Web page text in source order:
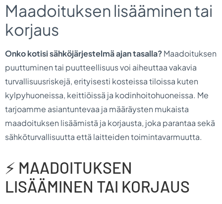
Maadoituksen lisääminen tai
korjaus
Onko kotisi sähköjärjestelmä ajan tasalla?Maadoituksen
puuttuminen tai puutteellisuus voi aiheuttaa vakavia
turvallisuusriskejä, erityisesti kosteissa tiloissa kuten
kylpyhuoneissa, keittiöissä ja kodinhoitohuoneissa. Me
tarjoamme asiantuntevaa ja määräysten mukaista
maadoituksen lisäämistä ja korjausta, joka parantaa sekä
sähköturvallisuutta että laitteiden toimintavarmuutta.
⚡ MAADOITUKSEN
LISÄÄMINEN TAI KORJAUS